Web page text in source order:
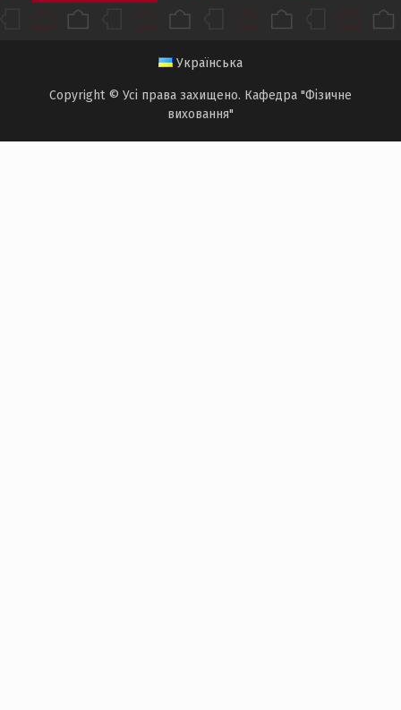
Українська
Copyright © Усі права захищено. Кафедра "Фізичне
виховання"